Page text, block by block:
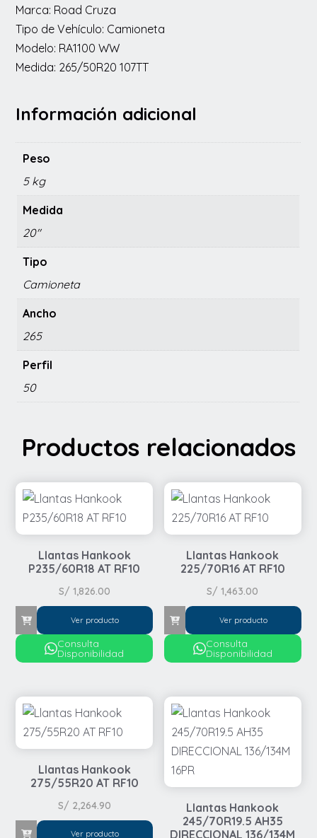
Marca: Road Cruza
Tipo de Vehículo: Camioneta
Modelo: RA1100 WW
Medida: 265/50R20 107TT
Información adicional
Peso
5 kg
Medida
20"
Tipo
Camioneta
Ancho
265
Perfil
50
Productos relacionados
Llantas Hankook
P235/60R18 AT RF10
S/ 1,826.00
Ver producto
Consulta
Disponibilidad
Llantas Hankook
225/70R16 AT RF10
S/ 1,463.00
Ver producto
Consulta
Disponibilidad
Llantas Hankook
275/55R20 AT RF10
S/ 2,264.90
Ver producto
Llantas Hankook
245/70R19.5 AH35
DIRECCIONAL 136/134M